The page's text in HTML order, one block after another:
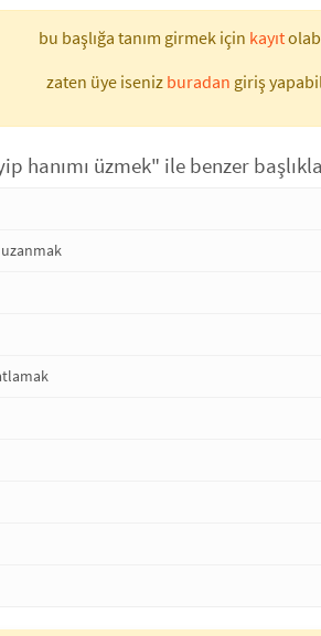
bu başlığa tanım girmek için kayıt
zaten üye iseniz buradan giriş
hanımı üzmek" ile benzer